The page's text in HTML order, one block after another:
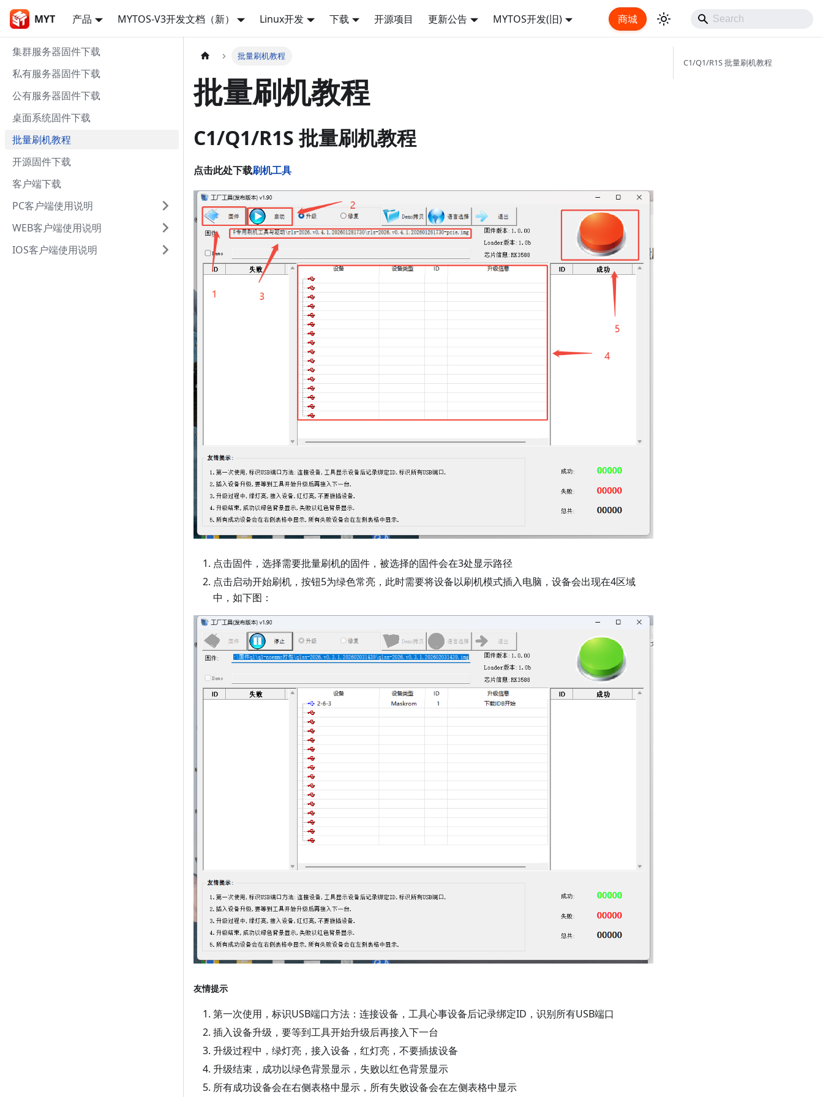
MYT 产品 MYTOS-V3开发文档（新） Linux开发 下载 开源项目 更新公告 MYTOS开发(旧) 商城
集群服务器固件下载
私有服务器固件下载
公有服务器固件下载
桌面系统固件下载
批量刷机教程
开源固件下载
客户端下载
PC客户端使用说明
WEB客户端使用说明
IOS客户端使用说明
批量刷机教程
批量刷机教程
C1/Q1/R1S 批量刷机教程
点击此处下载刷机工具
点击固件，选择需要批量刷机的固件，被选择的固件会在3处显示路径
点击启动开始刷机，按钮5为绿色常亮，此时需要将设备以刷机模式插入电脑，设备会出现在4区域
中，如下图：
友情提示
第一次使用，标识USB端口方法：连接设备，工具心事设备后记录绑定ID，识别所有USB端口
插入设备升级，要等到工具开始升级后再接入下一台
升级过程中，绿灯亮，接入设备，红灯亮，不要插拔设备
升级结束，成功以绿色背景显示，失败以红色背景显示
所有成功设备会在右侧表格中显示，所有失败设备会在左侧表格中显示
C1/Q1/R1S 批量刷机教程